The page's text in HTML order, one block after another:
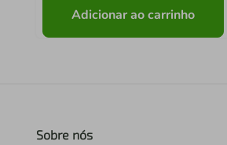
Adicionar ao carrinho
Sobre nós